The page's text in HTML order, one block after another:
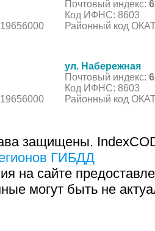
Почтовый индекс:
Код ИФНС: 8603
Районный код
ул. Набережная
Почтовый индекс:
Код ИФНС: 8603
Районный код
защищены.
ГИБДД
на сайте
могут быть не